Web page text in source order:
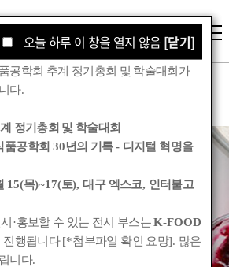
학회소식
for Food Engineering
오늘 하루 이 창을 열지 않음 [닫기]
오늘 하루 이 창을 열지 않음 [닫기]
공학회 추계 정기총회 및 학술대회가
다.
정기총회 및 학술대회
공학회 30년의 기록- 디지털 혁명을
15(목)~17(토),대구 엑스코, 인터불고
·홍보할 수 있는 전시 부스는K-FOOD
진행됩니다[*첨부파일 확인 요망]. 많은
니다.